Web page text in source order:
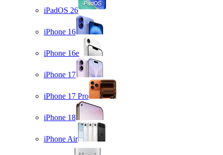
iPadOS 26
iPhone 16
iPhone 16e
iPhone 17
iPhone 17 Pro
iPhone 18
iPhone Air